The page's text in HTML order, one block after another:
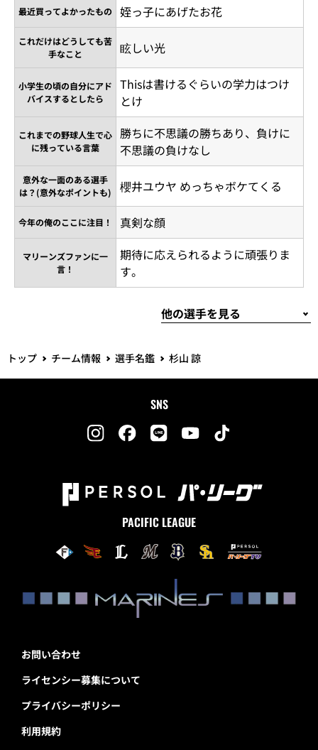
最近買ってよかったもの 姪っ子にあげたお花
これだけはどうしても苦
手なこと
眩しい光
小学生の頃の自分にアド
バイスするとしたら
Thisは書けるぐらいの学力はつけ
とけ
これまでの野球人生で心
に残っている言葉
勝ちに不思議の勝ちあり、負けに
不思議の負けなし
意外な一面のある選手
は？(意外なポイントも)
櫻井ユウヤ めっちゃボケてくる
今年の俺のここに注目！ 真剣な顔
マリーンズファンに一
言！
期待に応えられるように頑張りま
す。
トップ チーム情報 選手名鑑 杉山 諒
SNS
PACIFIC LEAGUE
お問い合わせ
ライセンシー募集について
プライバシーポリシー
利用規約